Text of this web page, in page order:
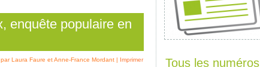
enquête populaire en
Laura Faure et Anne-France Mordant | Imprimer Tous les numéros